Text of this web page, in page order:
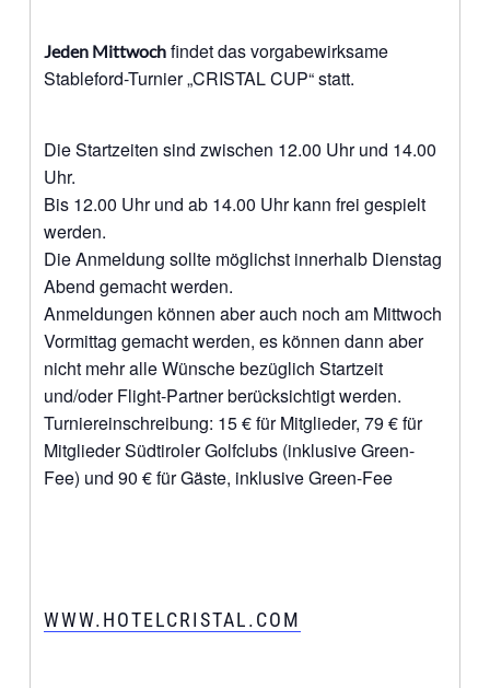
Jeden Mittwochfindet das vorgabewirksame
Stableford-Turnier „CRISTAL CUP“ statt.
Die Startzeiten sind zwischen 12.00 Uhr und 14.00
Uhr.
Bis 12.00 Uhr und ab 14.00 Uhr kann frei gespielt
werden.
Die Anmeldung sollte möglichst innerhalb Dienstag
Abend gemacht werden.
Anmeldungen können aber auch noch am Mittwoch
Vormittag gemacht werden, es können dann aber
nicht mehr alle Wünsche bezüglich Startzeit
und/oder Flight-Partner berücksichtigt werden.
Turniereinschreibung: 15 € für Mitglieder, 79 € für
Mitglieder Südtiroler Golfclubs (inklusive Green-
Fee) und 90 € für Gäste, inklusive Green-Fee
WWW.HOTELCRISTAL.COM